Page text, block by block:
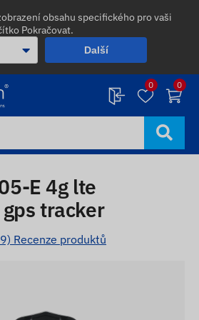
obsahu specifického pro vaši
Pokračovat.
Další
0 0
E 4g lte
tracker
Recenze produktů